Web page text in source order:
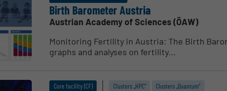
Birth Barometer Austria
Austrian Academy of Sciences (ÖAW)
Monitoring Fertility in Austria: The Birth
graphs and analyses on fertility...
Core facility (CF) Clusters „HPC“ Clusters „Quantum“